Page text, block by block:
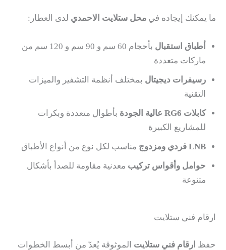
ما يمكنك إيجاده في محل ستلايت الاحمدي لدى العطار:
أطباق استقبال
بأحجام 60 سم و 90 سم و 120 سم من
ماركات متعددة
رسيفرات ديجيتال بمختلف أنظمة التشفير والميزات
التقنية
كابلات RG6 عالية الجودة
بأطوال متعددة وبكرات
للمشاريع الكبيرة
LNB فردي ومزدوج
مناسب لكل نوع من أنواع الأطباق
حوامل وأقواس تركيب معدنية مقاومة للصدأ بأشكال
متنوعة
ارقام فني ستلايت
حفظ ارقام فني ستلايت الموثوقة يُعدّ من أبسط الخطوات